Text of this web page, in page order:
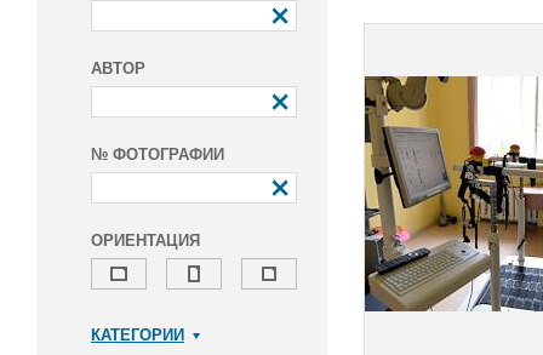
АВТОР
№ ФОТОГРАФИИ
ОРИЕНТАЦИЯ
КАТЕГОРИИ